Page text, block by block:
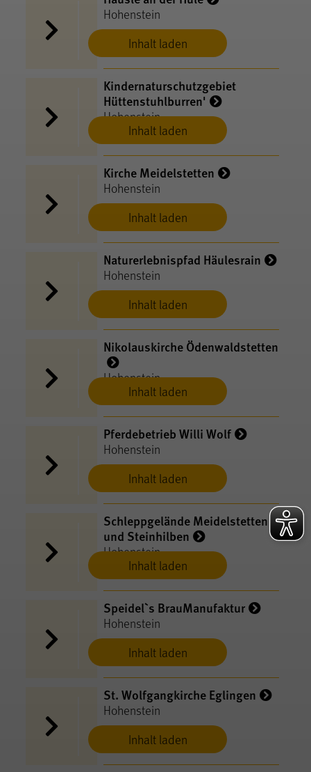
Inhalt laden
Hohenstein
Inhalt laden
Kindernaturschutzgebiet
Hüttenstuhlburren'
Hohenstein
Inhalt laden
Kirche Meidelstetten
Hohenstein
Inhalt laden
Naturerlebnispfad Häulesrain
Hohenstein
Inhalt laden
Nikolauskirche Ödenwaldstetten
Hohenstein
Inhalt laden
Pferdebetrieb Willi Wolf
Hohenstein
Inhalt laden
Schleppgelände Meidelstetten
und Steinhilben
Hohenstein
Inhalt laden
Speidel`s BrauManufaktur
Hohenstein
Inhalt laden
St. Wolfgangkirche Eglingen
Hohenstein